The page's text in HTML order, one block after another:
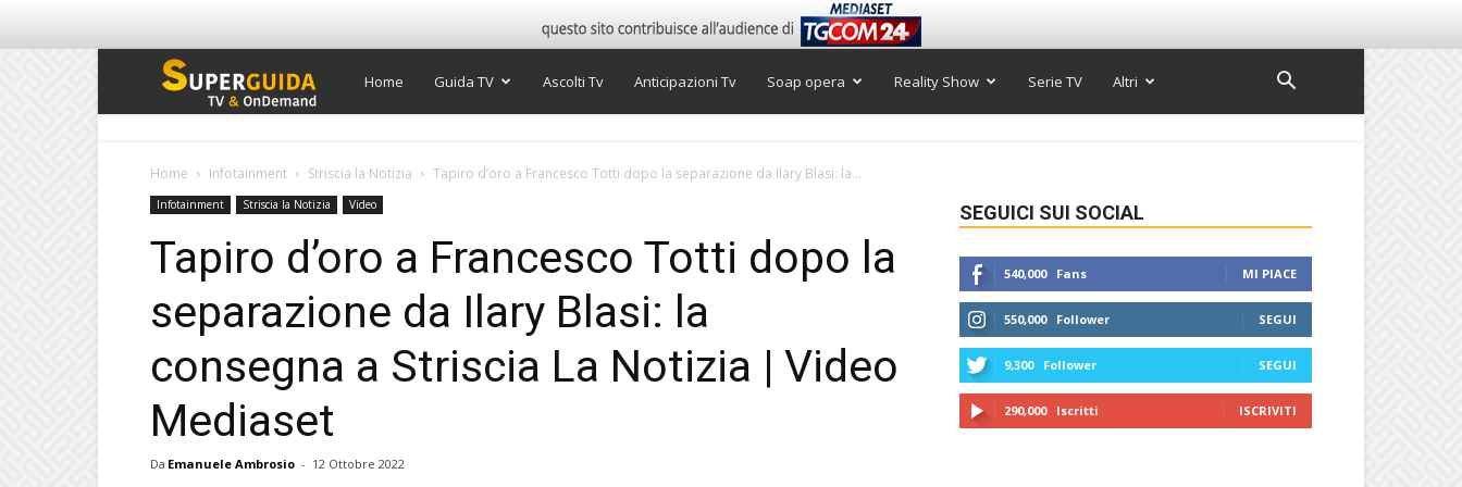
Super
TV
Home Guida TV Ascolti Tv Anticipazioni Tv Soap opera Reality Show Serie TV Altri
Home Infotainment Striscia la Notizia Tapiro d’oro a Francesco Totti dopo la separazione da Ilary Blasi: la...
Infotainment Striscia la Notizia Video
Tapiro d’oro a Francesco Totti dopo la
separazione da Ilary Blasi: la
consegna a Striscia La Notizia | Video
Mediaset
Da Emanuele Ambrosio - 12 Ottobre 2022
SEGUICI SUI SOCIAL
540,000 Fans MI PIACE
550,000 Follower SEGUI
9,300 Follower SEGUI
290,000 Iscritti ISCRIVITI